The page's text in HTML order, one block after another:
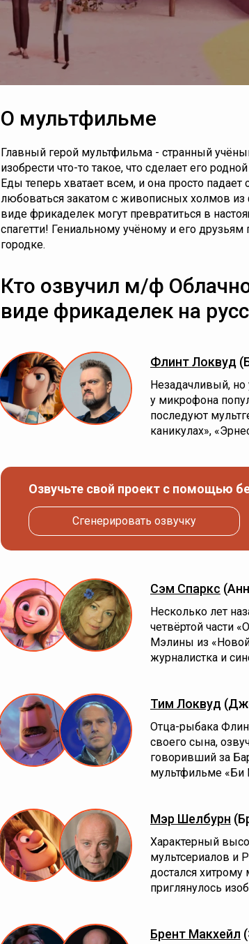
О мультфильме
Главный герой мультфильма - странный
изобрести что-то такое, что сделает его
Еды теперь хватает всем, и она просто
любоваться закатом с живописных холмов
виде фрикаделек могут превратиться в
спагетти! Гениальному учёному и его
городке.
Кто озвучил м/ф
виде фрикаделек на
Флинт Локвуд
Незадачливый, но
у микрофона
последуют
каникулах»,
Озвучьте свой проект с помощью
Сгенерировать озвучку
Сэм Спаркс
Несколько лет
четвёртой части
Мэлины из
журналистка и
Тим Локвуд
Отца-рыбака
своего сына,
говоривший за
мультфильме «Би
Мэр Шелбурн
Характерный
мультсериалов и
достался
приглянулось
Брент Макхейл